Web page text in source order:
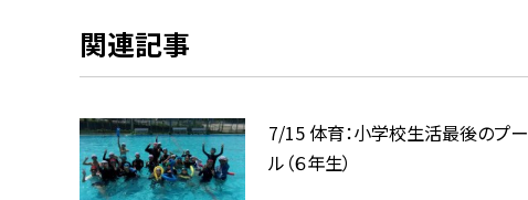
関連記事
7/15 体育：小学校生活最後のプー
ル（６年生）